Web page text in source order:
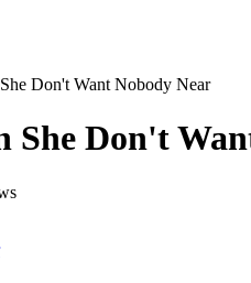
Don't Want Nobody Near
She Don't